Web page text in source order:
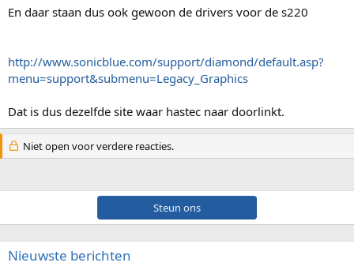
En daar staan dus ook gewoon de drivers voor de s220
http://www.sonicblue.com/support/diamond/default.asp?
menu=support&submenu=Legacy_Graphics
Dat is dus dezelfde site waar hastec naar doorlinkt.
Niet open voor verdere reacties.
Steun ons
Nieuwste berichten